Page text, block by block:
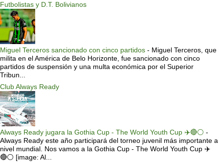
Futbolistas y D.T. Bolivianos
Miguel Terceros sancionado con cinco partidos - Miguel Terceros, que
milita en el América de Belo Horizonte, fue sancionado con cinco
partidos de suspensión y una multa económica por el Superior
Tribun...
Club Always Ready
Always Ready jugara la Gothia Cup - The World Youth Cup ✈️🔴⚪️ -
Always Ready este año participará del torneo juvenil más importante a
nivel mundial. Nos vamos a la Gothia Cup - The World Youth Cup ✈️
🔴⚪️ [image: Al...